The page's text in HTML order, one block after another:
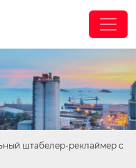
штабелер-реклаймер с